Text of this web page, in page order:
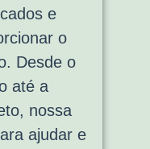
e
o
Desde o
até a
nossa
ajudar e